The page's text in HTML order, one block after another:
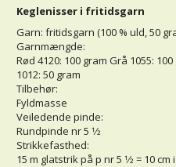
Keglenisser i fritidsgarn
Garn: fritidsgarn (100 % uld, 50
Garnmængde:
Rød 4120: 100 gram Grå 1055:
1012: 50 gram
Tilbehør:
Fyldmasse
Veiledende pinde:
Rundpinde nr 5 1⁄2
Strikkefasthed:
15 m glatstrik på p nr 5 1⁄2 = 10